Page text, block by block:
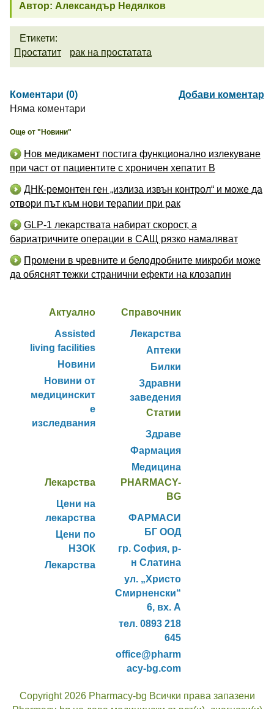
Автор: Александър Недялков
Етикети:
Простатит
рак на простатата
Коментари (0)
Добави коментар
Няма коментари
Още от "Новини"
Нов медикамент постига функционално излекуване
при част от пациентите с хроничен хепатит B
ДНК-ремонтен ген „излиза извън контрол“ и може да
отвори път към нови терапии при рак
GLP-1 лекарствата набират скорост, а
бариатричните операции в САЩ рязко намаляват
Промени в чревните и белодробните микроби може
да обяснят тежки странични ефекти на клозапин
Актуално
Assisted
living facilities
Новини
Новини от
медицинскит
е
изследвания
Справочник
Лекарства
Аптеки
Билки
Здравни
заведения
Статии
Здраве
Фармация
Медицина
Лекарства
Цени на
лекарства
Цени по
НЗОК
Лекарства
PHARMACY-
BG
ФАРМАСИ
БГ ООД
гр. София, р-
н Слатина
ул. „Христо
Смирненски“
6, вх. А
тел. 0893 218
645
office@pharm
acy-bg.com
Copyright 2026 Pharmacy-bg Всички права запазени